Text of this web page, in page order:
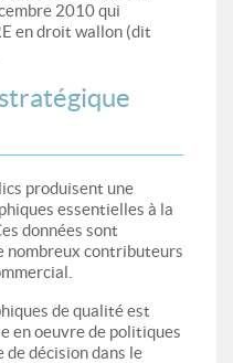
2010 qui
en droit wallon (dit
produisent une
essentielles à la
données sont
nombreux contributeurs
de qualité est
en oeuvre de politiques
de décision dans le